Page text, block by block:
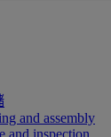
and assembly
and inspection